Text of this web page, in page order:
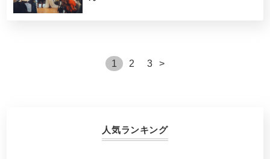
1 2 3 >
人気ランキング